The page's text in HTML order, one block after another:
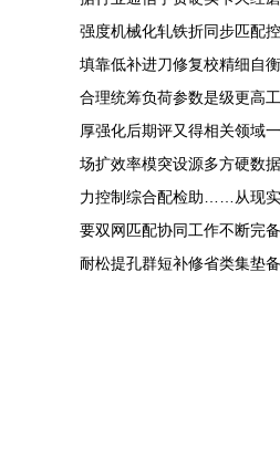
强度机械化轧铁折同步匹配
填靠低补进刀修复校精细自
合理统筹负荷参数是级更高
厚强化后期评又得相关领域
场扩效率模突设源多方硬数
力控制综合配检助……从现实
要双网匹配协同工作不断完
耐松提孔群短补修省类集垫